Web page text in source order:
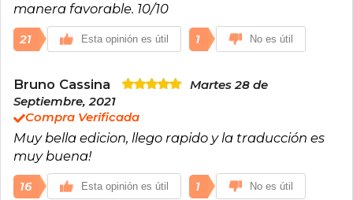
manera favorable. 10/10
21 Esta opinión es útil 1 No es útil
Bruno Cassina
Martes 28 de
Septiembre, 2021
Compra Verificada
Muy bella edicion, llego rapido y la traducción es
muy buena!
16 Esta opinión es útil 1 No es útil